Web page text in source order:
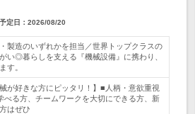
定日： 2026/08/20
製造のいずれかを担当／世界トップクラスの
い◎暮らしを支える『機械設備』に携わり、
す。
が好きな方にピッタリ！】■人柄・意欲重視
べる方、チームワークを大切にできる方、新
はぜひ